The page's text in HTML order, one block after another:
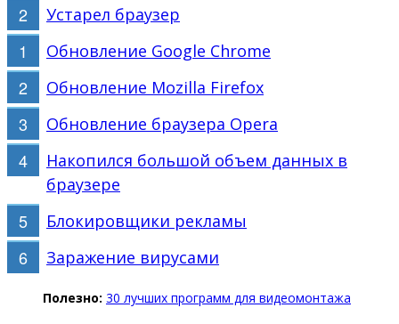
Устарел браузер
Обновление Google Chrome
Обновление Mozilla Firefox
Обновление браузера Opera
Накопился большой объем данных в
браузере
Блокировщики рекламы
Заражение вирусами
Полезно: 30 лучших программ для видеомонтажа